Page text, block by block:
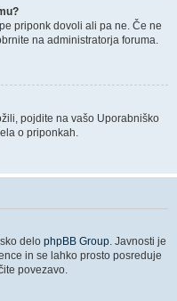
priponk dovoli ali pa ne. Če ne
na administratorja foruma.
pojdite na vašo Uporabniško
o priponkah.
delo phpBB Group. Javnosti je
in se lahko prosto posreduje
povezavo.